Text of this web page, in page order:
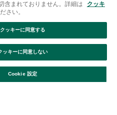
並び替え
ーンティー)公式オンラインストアで
は、
どの生活雑貨、紅茶・焼き菓子など、
品をご用意しています。
含まれておりません。詳細は
クッキ
さい。
Cookie 設定
ッキーに同意しない
クッキーに同意する